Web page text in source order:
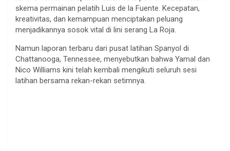
skema permainan pelatih Luis de la Fuente. Kecepatan,
kreativitas, dan kemampuan menciptakan peluang
menjadikannya sosok vital di lini serang La Roja.
Namun laporan terbaru dari pusat latihan Spanyol di
Chattanooga, Tennessee, menyebutkan bahwa Yamal dan
Nico Williams kini telah kembali mengikuti seluruh sesi
latihan bersama rekan-rekan setimnya.